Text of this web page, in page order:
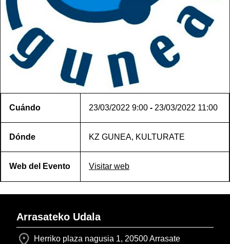
Cuándo 23/03/2022 9:00 - 23/03/2022 11:00
Dónde KZ GUNEA, KULTURATE
Web del Evento Visitar web
Arrasateko Udala
Herriko plaza nagusia 1, 20500 Arrasate